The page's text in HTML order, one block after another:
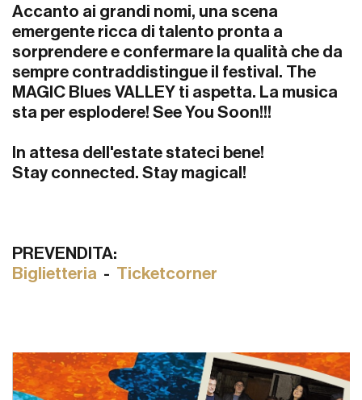
Accanto ai grandi nomi, una scena
emergente ricca di talento pronta a
sorprendere e confermare la qualità che da
sempre contraddistingue il festival. The
MAGIC Blues VALLEY ti aspetta. La musica
sta per esplodere! See You Soon!!!
In attesa dell'estate stateci bene!
Stay connected. Stay magical!
PREVENDITA:
Biglietteria - Ticketcorner